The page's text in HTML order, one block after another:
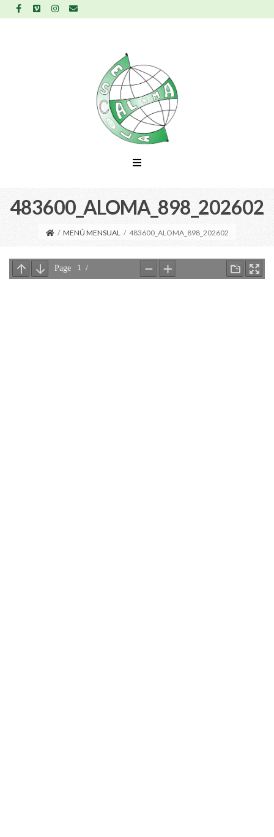
483600_ALOMA_898_202602
/ MENÚ MENSUAL / 483600_ALOMA_898_202602